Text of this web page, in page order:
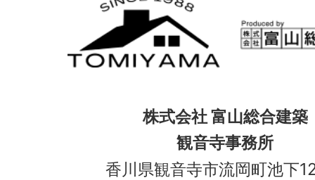
株式会社 富山総合建築
観音寺事務所
香川県観音寺市流岡町池下